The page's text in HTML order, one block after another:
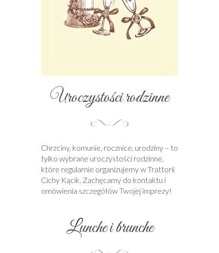
Uroczystości rodzinne
Chrzciny, komunie, rocznice, urodziny – to
tylko wybrane uroczystości rodzinne,
które regularnie organizujemy w Trattorii
Cichy Kącik. Zachęcamy do kontaktu i
omówienia szczegółów Twojej imprezy!
Lunche i brunche